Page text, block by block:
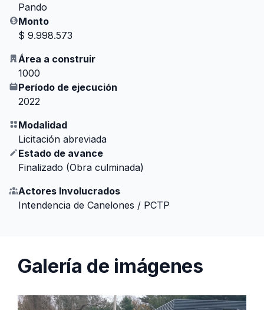
Pando
Monto
$ 9.998.573
Área a construir
1000
Período de ejecución
2022
Modalidad
Licitación abreviada
Estado de avance
Finalizado (Obra culminada)
Actores Involucrados
Intendencia de Canelones / PCTP
Galería de imágenes